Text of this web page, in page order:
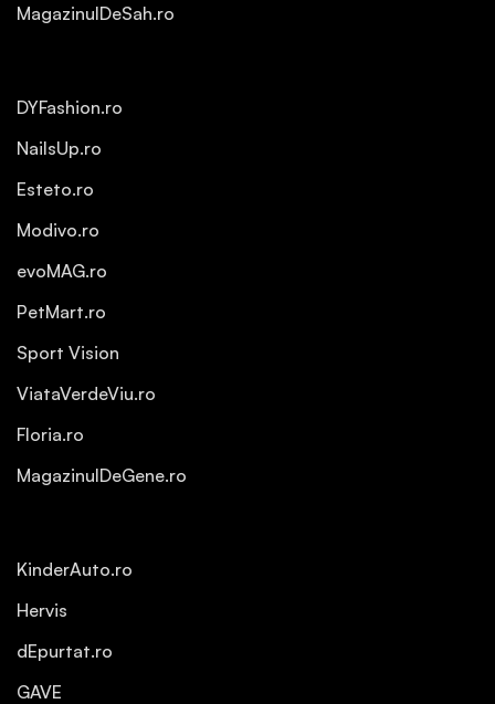
MagazinulDeSah.ro
DYFashion.ro
NailsUp.ro
Esteto.ro
Modivo.ro
evoMAG.ro
PetMart.ro
Sport Vision
ViataVerdeViu.ro
Floria.ro
MagazinulDeGene.ro
KinderAuto.ro
Hervis
dEpurtat.ro
GAVE